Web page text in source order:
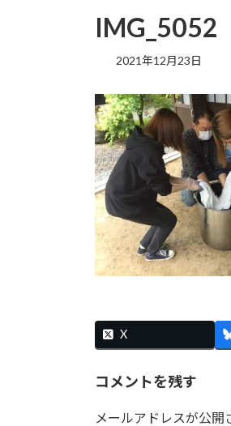
IMG_5052
2021年12月23日
X
コメントを残す
メールアドレスが公開